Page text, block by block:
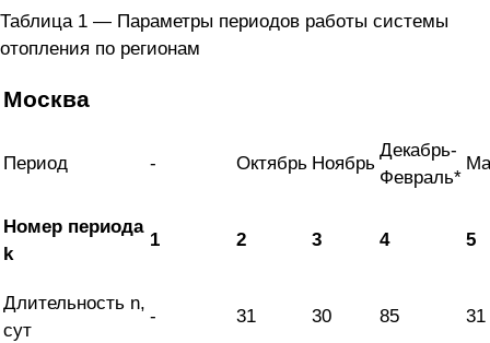
Таблица 1 — Параметры периодов работы системы
отопления по регионам
Москва
Период - Октябрь Ноябрь
Декабрь-
Февраль*
Номер периода
k
1 2 3 4 5
Длительность n,
сут
- 31 30 85 31